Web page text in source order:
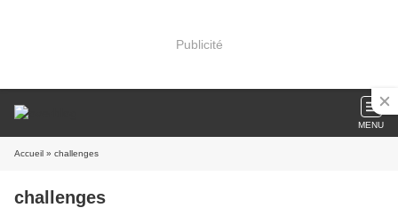
Publicité
MENU
Accueil » challenges
challenges